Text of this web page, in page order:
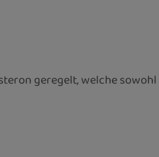
geregelt, welche